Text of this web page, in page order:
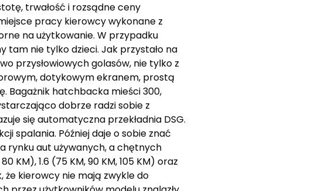
trwałość i rozsądne ceny
pracy kierowcy wykonane z
na użytkowanie. W przypadku
tam nie tylko dzieci. Jak przystało na
przysłowiowych golasów, nie tylko z
dotykowym ekranem, prostą
Bagażnik hatchbacka mieści 300,
dobrze radzi sobie z
się automatyczna przekładnia DSG.
spalania. Później daje o sobie znać
rynku aut używanych, a chętnych
KM), 1.6 (75 KM, 90 KM, 105 KM) oraz
że kierowcy nie mają zwykle do